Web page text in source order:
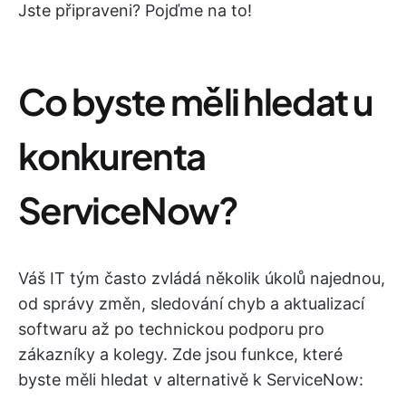
Jste připraveni? Pojďme na to!
Co byste měli hledat u
konkurenta
ServiceNow?
Váš IT tým často zvládá několik úkolů najednou,
od správy změn, sledování chyb a aktualizací
softwaru až po technickou podporu pro
zákazníky a kolegy. Zde jsou funkce, které
byste měli hledat v alternativě k ServiceNow: